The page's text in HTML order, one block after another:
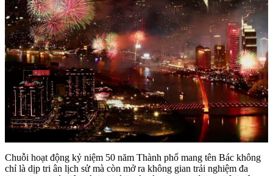
Chuỗi hoạt động kỷ niệm 50 năm Thành phố mang tên Bác không
chỉ là dịp tri ân lịch sử mà còn mở ra không gian trải nghiệm đa